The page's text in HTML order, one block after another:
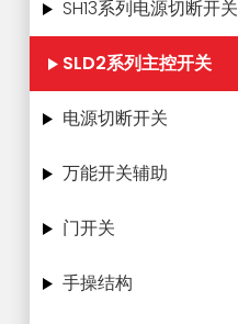
SH13系列电源切断开关
SLD2系列主控开关
电源切断开关
万能开关辅助
门开关
手操结构